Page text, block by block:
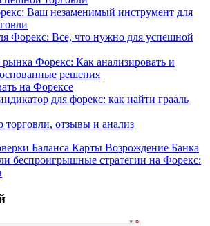
Ваш незаменимый инструмент для
Форекс: Все, что нужно для успешной
Форекс: Как анализировать и
решения
на Форексе
для форекс: как найти грааль
торговли, отзывы и анализ
Баланса Карты Возрождение Банка
беспроигрышные стратегии на Форекс: